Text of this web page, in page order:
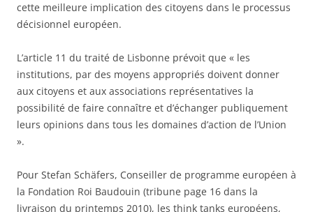
cette meilleure implication des citoyens dans le processus
décisionnel européen.
L’article 11 du traité de Lisbonne prévoit que « les
institutions, par des moyens appropriés doivent donner
aux citoyens et aux associations représentatives la
possibilité de faire connaître et d’échanger publiquement
leurs opinions dans tous les domaines d’action de l’Union
».
Pour Stefan Schäfers, Conseiller de programme européen à
la Fondation Roi Baudouin (tribune page 16 dans la
livraison du printemps 2010), les think tanks européens,